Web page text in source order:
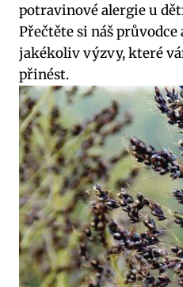
potravinové alergie u
Přečtěte si náš
jakékoliv výzvy, které
přinést.